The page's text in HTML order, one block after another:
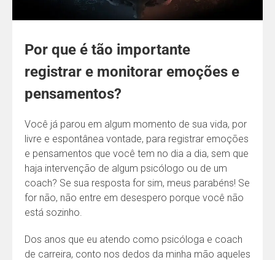
Por que é tão importante
registrar e monitorar emoções e
pensamentos?
Você já parou em algum momento de sua vida, por
livre e espontânea vontade, para registrar emoções
e pensamentos que você tem no dia a dia, sem que
haja intervenção de algum psicólogo ou de um
coach? Se sua resposta for sim, meus parabéns! Se
for não, não entre em desespero porque você não
está sozinho.
Dos anos que eu atendo como psicóloga e coach
de carreira, conto nos dedos da minha mão aqueles